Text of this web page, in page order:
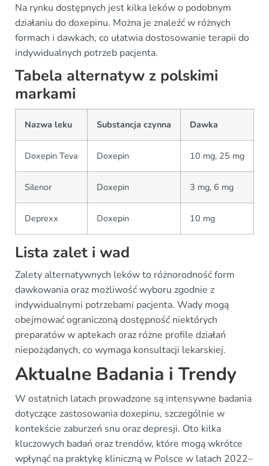
Na rynku dostępnych jest kilka leków o podobnym
działaniu do doxepinu. Można je znaleźć w różnych
formach i dawkach, co ułatwia dostosowanie terapii do
indywidualnych potrzeb pacjenta.
Tabela alternatyw z polskimi
markami
Nazwa leku Substancja czynna Dawka
Doxepin Teva Doxepin 10 mg, 25 mg
Silenor Doxepin 3 mg, 6 mg
Deprexx Doxepin 10 mg
Lista zalet i wad
Zalety alternatywnych leków to różnorodność form
dawkowania oraz możliwość wyboru zgodnie z
indywidualnymi potrzebami pacjenta. Wady mogą
obejmować ograniczoną dostępność niektórych
preparatów w aptekach oraz różne profile działań
niepożądanych, co wymaga konsultacji lekarskiej.
Aktualne Badania i Trendy
W ostatnich latach prowadzone są intensywne badania
dotyczące zastosowania doxepinu, szczególnie w
kontekście zaburzeń snu oraz depresji. Oto kilka
kluczowych badań oraz trendów, które mogą wkrótce
wpłynąć na praktykę kliniczną w Polsce w latach 2022–